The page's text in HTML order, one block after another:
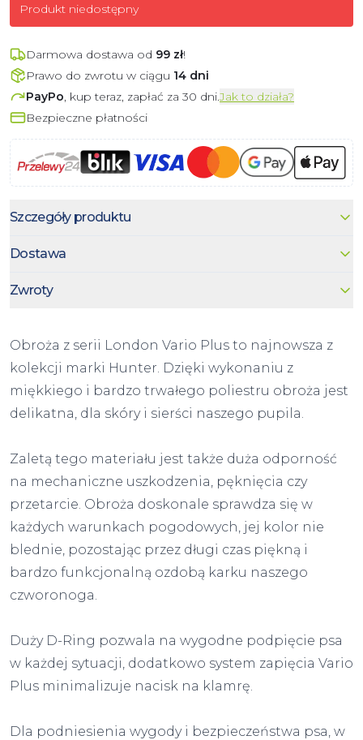
Produkt niedostępny
Darmowa dostawa od 99 zł!
Prawo do zwrotu w ciągu 14 dni
PayPo, kup teraz, zapłać za 30 dni.Jak to działa?
Bezpieczne płatności
Szczegóły produktu
Dostawa
Zwroty
Obroża z serii London Vario Plus to najnowsza z
kolekcji marki Hunter. Dzięki wykonaniu z
miękkiego i bardzo trwałego poliestru obroża jest
delikatna, dla skóry i sierści naszego pupila.
Zaletą tego materiału jest także duża odporność
na mechaniczne uszkodzenia, pęknięcia czy
przetarcie. Obroża doskonale sprawdza się w
każdych warunkach pogodowych, jej kolor nie
blednie, pozostając przez długi czas piękną i
bardzo funkcjonalną ozdobą karku naszego
czworonoga.
Duży D-Ring pozwala na wygodne podpięcie psa
w każdej sytuacji, dodatkowo system zapięcia Vario
Plus minimalizuje nacisk na klamrę.
Dla podniesienia wygody i bezpieczeństwa psa, w